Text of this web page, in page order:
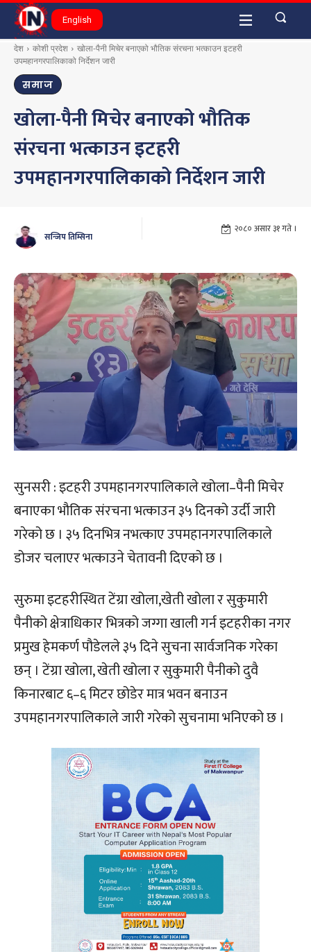
English
देश कोशी प्रदेश
खोला-पैनी मिचेर बनाएको भौतिक संरचना भत्काउन इटहरी
उपमहानगरपालिकाको निर्देशन जारी
समाज
खोला-पैनी मिचेर बनाएको भौतिक
संरचना भत्काउन इटहरी
उपमहानगरपालिकाको निर्देशन जारी
सन्जिप तिम्सिना
२०८० असार ३१ गते ।
सुनसरी : इटहरी उपमहानगरपालिकाले खोला–पैनी मिचेर
बनाएका भौतिक संरचना भत्काउन ३५ दिनको उर्दी जारी
गरेको छ । ३५ दिनभित्र नभत्काए उपमहानगरपालिकाले
डोजर चलाएर भत्काउने चेतावनी दिएको छ ।
सुरुमा इटहरीस्थित टेंग्रा खोला,खेती खोला र सुकुमारी
पैनीको क्षेत्राधिकार भित्रको जग्गा खाली गर्न इटहरीका नगर
प्रमुख हेमकर्ण पौडेलले ३५ दिने सुचना सार्वजनिक गरेका
छन् । टेंग्रा खोला, खेती खोला र सुकुमारी पैनीको दुवै
किनारबाट ६–६ मिटर छोडेर मात्र भवन बनाउन
उपमहानगरपालिकाले जारी गरेको सुचनामा भनिएको छ ।